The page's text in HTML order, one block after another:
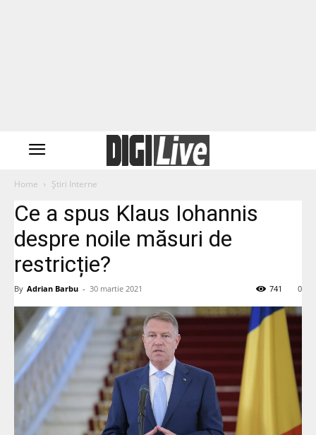
Home Știri Interne
Ce a spus Klaus Iohannis
despre noile măsuri de
restricție?
By Adrian Barbu - 30 martie 2021 0
741